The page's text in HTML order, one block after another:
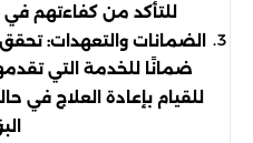
للتأكد من كفاءتهم
الضمانات والتعهدات:
ضمانًا للخدمة التي
للقيام بإعادة العلاج في